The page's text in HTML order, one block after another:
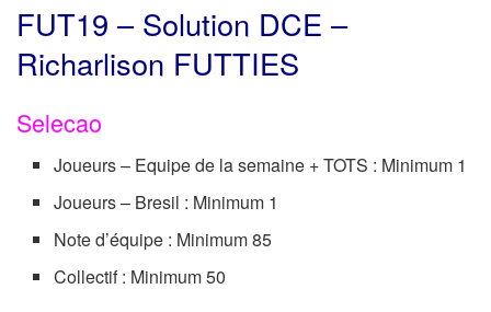
FUT19 – Solution DCE –
Richarlison FUTTIES
Selecao
Joueurs – Equipe de la semaine + TOTS : Minimum 1
Joueurs – Bresil : Minimum 1
Note d’équipe : Minimum 85
Collectif : Minimum 50